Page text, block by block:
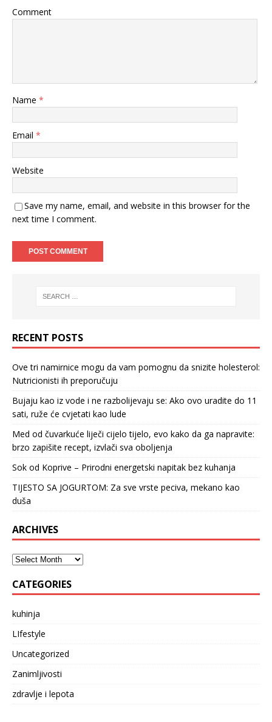
Comment
Name *
Email *
Website
Save my name, email, and website in this browser for the
next time I comment.
RECENT POSTS
Ove tri namirnice mogu da vam pomognu da snizite holesterol:
Nutricionisti ih preporučuju
Bujaju kao iz vode i ne razbolijevaju se: Ako ovo uradite do 11
sati, ruže će cvjetati kao lude
Med od čuvarkuće liječi cijelo tijelo, evo kako da ga napravite:
brzo zapišite recept, izvlači sva oboljenja
Sok od Koprive – Prirodni energetski napitak bez kuhanja
TIJESTO SA JOGURTOM: Za sve vrste peciva, mekano kao
duša
ARCHIVES
CATEGORIES
kuhinja
LIfestyle
Uncategorized
Zanimljivosti
zdravlje i lepota